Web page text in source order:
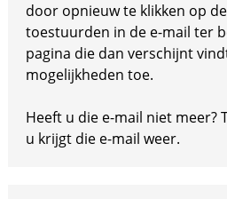
door opnieuw te klikken op
toestuurden in de e-mail ter
pagina die dan verschijnt
mogelijkheden toe.
Heeft u die e-mail niet meer?
u krijgt die e-mail weer.